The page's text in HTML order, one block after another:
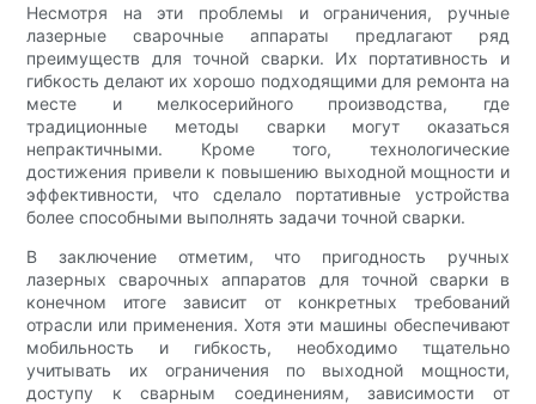
Несмотря на эти проблемы и ограничения, ручные
лазерные сварочные аппараты предлагают ряд
преимуществ для точной сварки. Их портативность и
гибкость делают их хорошо подходящими для ремонта на
месте и мелкосерийного производства, где
традиционные методы сварки могут оказаться
непрактичными. Кроме того, технологические
достижения привели к повышению выходной мощности и
эффективности, что сделало портативные устройства
более способными выполнять задачи точной сварки.
В заключение отметим, что пригодность ручных
лазерных сварочных аппаратов для точной сварки в
конечном итоге зависит от конкретных требований
отрасли или применения. Хотя эти машины обеспечивают
мобильность и гибкость, необходимо тщательно
учитывать их ограничения по выходной мощности,
доступу к сварным соединениям, зависимости от